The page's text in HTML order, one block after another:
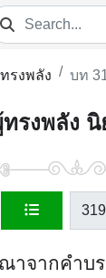
รงพลัง บท
รงพลัง
319
าจากคําบ